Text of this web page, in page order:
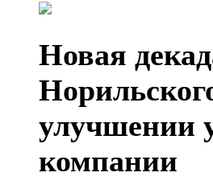
Новая
улучшении
компании